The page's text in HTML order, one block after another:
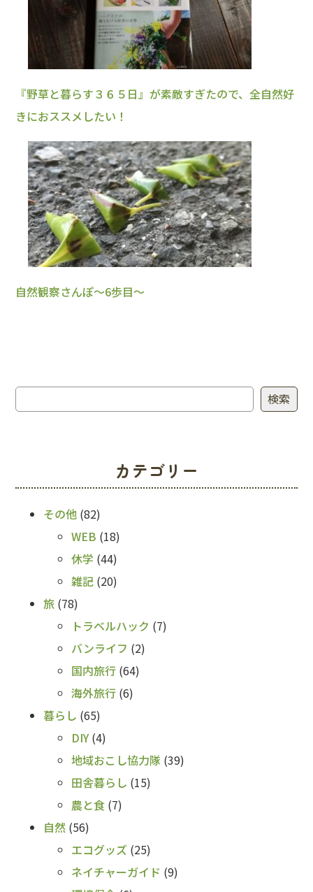
『野草と暮らす３６５日』が素敵すぎたので、全自然好
きにおススメしたい！
自然観察さんぽ～6歩目～
検索
カテゴリー
その他 (82)
WEB (18)
休学 (44)
雑記 (20)
旅 (78)
トラベルハック (7)
バンライフ (2)
国内旅行 (64)
海外旅行 (6)
暮らし (65)
DIY(4)
地域おこし協力隊 (39)
田舎暮らし (15)
農と食 (7)
自然 (56)
エコグッズ (25)
ネイチャーガイド (9)